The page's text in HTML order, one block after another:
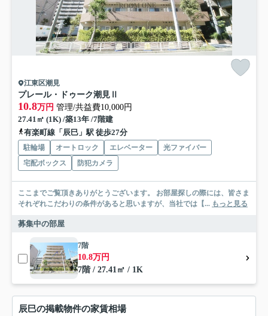
江東区潮見
プレール・ドゥーク潮見Ⅱ
10.8万円 管理/共益費10,000円
27.41㎡ (1K) /築13年 /7階建
有楽町線「辰巳」駅 徒歩27分
駐輪場 オートロック エレベーター
光ファイバー
宅配ボックス
防犯カメラ
ここまでご覧頂きありがとうございます。 お部屋探しの際には、皆さま
それぞれこだわりの条件があると思いますが、当社では【... もっと見る
募集中の部屋
7階
10.8万円
7階 / 27.41㎡ / 1K
辰巳の掲載物件の家賃相場